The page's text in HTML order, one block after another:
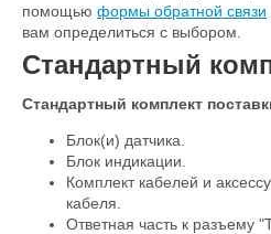
помощью формы обратной связи
вам определиться с выбором.
Стандартный
Стандартный комплект
Блок(и) датчика.
Блок индикации.
Комплект кабелей и
кабеля.
Ответная часть к разъему